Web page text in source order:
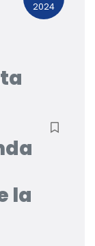
2024
la